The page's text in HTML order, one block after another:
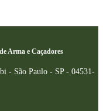
Arma e Caçadores
- São Paulo - SP - 04531-